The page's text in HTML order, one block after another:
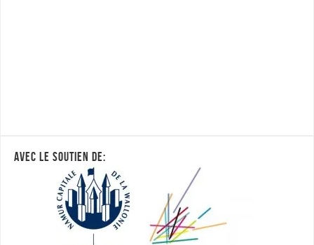
AVEC LE SOUTIEN DE: